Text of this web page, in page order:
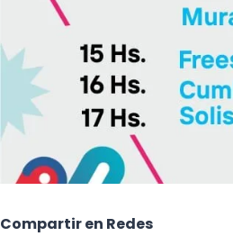
Compartir en Redes